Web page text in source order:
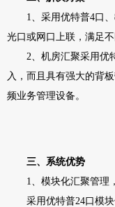
1、采用优特普4口、
光口或网口上联，满足
2、机房汇聚采用优
入，而且具有强大的背
频业务管理设备。
三、系统优势
1、模块化汇聚管理
采用优特普24口模